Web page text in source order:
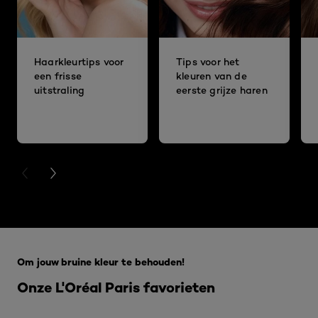
Haarkleurtips voor
een frisse
uitstraling
Tips voor het
kleuren van de
eerste grijze haren
PREVIOUS CARD
NEXT CARD
Onze L'Oréal Paris favorieten
Om jouw bruine kleur te behouden!